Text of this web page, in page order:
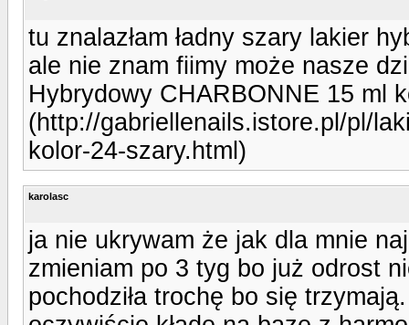
tu znalazłam ładny szary lakier
ale nie znam fiimy może nasze
Hybrydowy CHARBONNE 15 ml
(http://gabriellenails.istore.pl/pl/
kolor-24-szary.html)
karolasc
ja nie ukrywam że jak dla mnie
zmieniam po 3 tyg bo już odrost
pochodziła trochę bo się